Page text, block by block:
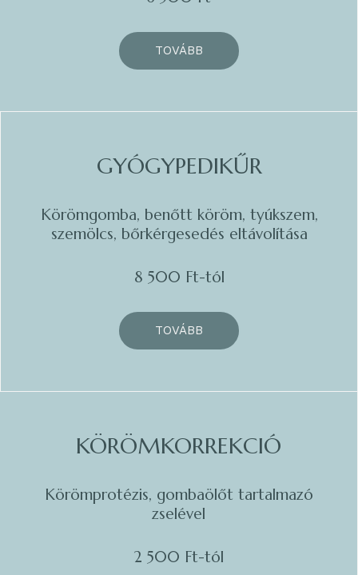
TOVÁBB
GYÓGYPEDIKŰR
Körömgomba, benőtt köröm, tyúkszem,
szemölcs, bőrkérgesedés eltávolítása
8 500 Ft-tól
TOVÁBB
KÖRÖMKORREKCIÓ
Körömprotézis, gombaölőt tartalmazó
zselével
2 500 Ft-tól